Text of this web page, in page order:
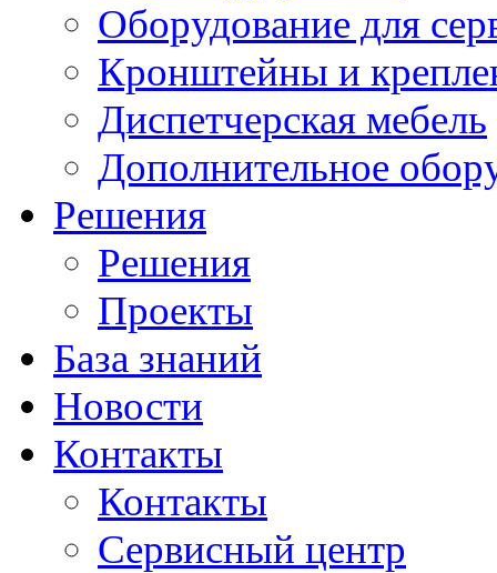
Оборудование для
Кронштейны и
Диспетчерская мебель
Дополнительное
Решения
Решения
Проекты
База знаний
Новости
Контакты
Контакты
Сервисный центр